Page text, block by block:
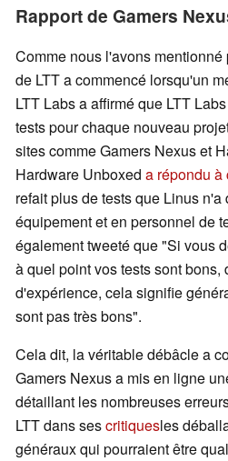
Rapport de Gamers
Comme nous l'avons
de LTT a commencé lorsqu'un
LTT Labs a affirmé que LTT
tests pour chaque nouveau
sites comme Gamers Nexus et
Hardware Unboxed a répondu à
refait plus de tests que Linus
équipement et en personnel de
également tweeté que "Si vous
à quel point vos tests sont bons,
d'expérience, cela signifie
sont pas très bons".
Cela dit, la véritable débâcle a
Gamers Nexus a mis en ligne
détaillant les nombreuses
LTT dans sescritiquesles
généraux qui pourraient être